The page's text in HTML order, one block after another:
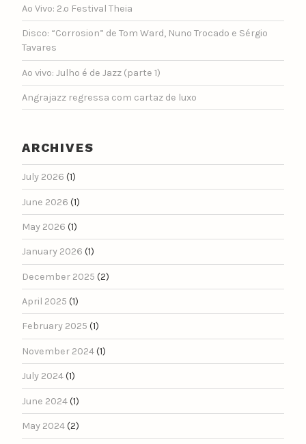
Ao Vivo: 2.º Festival Theia
Disco: “Corrosion” de Tom Ward, Nuno Trocado e Sérgio
Tavares
Ao vivo: Julho é de Jazz (parte 1)
Angrajazz regressa com cartaz de luxo
ARCHIVES
July 2026 (1)
June 2026 (1)
May 2026 (1)
January 2026 (1)
December 2025 (2)
April 2025 (1)
February 2025 (1)
November 2024(1)
July 2024(1)
June 2024(1)
May 2024(2)